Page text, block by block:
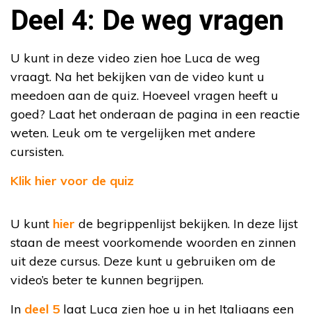
Deel 4: De weg vragen
U kunt in deze video zien hoe Luca de weg
vraagt. Na het bekijken van de video kunt u
meedoen aan de quiz. Hoeveel vragen heeft u
goed? Laat het onderaan de pagina in een reactie
weten. Leuk om te vergelijken met andere
cursisten.
Klik hier voor de quiz
U kunt hier de begrippenlijst bekijken. In deze lijst
staan de meest voorkomende woorden en zinnen
uit deze cursus. Deze kunt u gebruiken om de
video’s beter te kunnen begrijpen.
In deel 5 laat Luca zien hoe u in het Italiaans een